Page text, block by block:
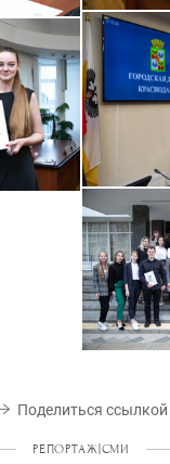
Поделиться ссылкой
РЕПОРТАЖ|СМИ